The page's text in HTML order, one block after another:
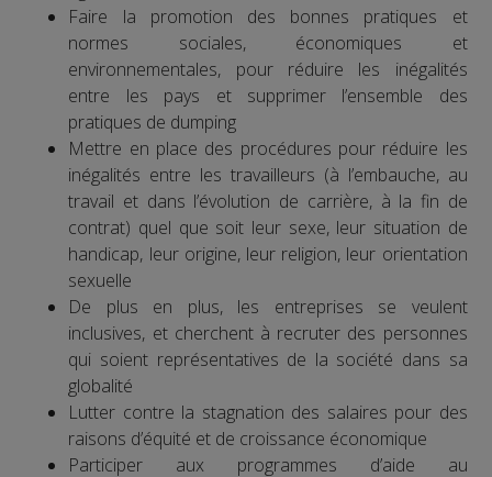
Faire la promotion des bonnes pratiques et
normes sociales, économiques et
environnementales, pour réduire les inégalités
entre les pays et supprimer l’ensemble des
pratiques de dumping
Mettre en place des procédures pour réduire les
inégalités entre les travailleurs (à l’embauche, au
travail et dans l’évolution de carrière, à la fin de
contrat) quel que soit leur sexe, leur situation de
handicap, leur origine, leur religion, leur orientation
sexuelle
De plus en plus, les entreprises se veulent
inclusives, et cherchent à recruter des personnes
qui soient représentatives de la société dans sa
globalité
Lutter contre la stagnation des salaires pour des
raisons d’équité et de croissance économique
Participer aux programmes d’aide au